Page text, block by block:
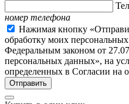
номер телефона
Нажимая кнопку
обработку моих
Федеральным законом от
персональных данных», на
определенных в Согласии на